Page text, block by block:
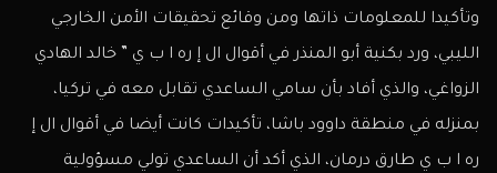
وتأكيدا للمعلومات ذاتها ومن وقائع تحقيقات الأمن الخارجي
الليبي، ورد بكنية أبو المنذر في أقوال ال إ ره ا ب ي ” خالد الهادي
الزواغي، والذي أفاد بأن سامي الساعدي تقابل معه في تركيا،
بمنزله في منطقة داوود باشا، تأكيدات كانت أيضا في أقوال ال إ
ره ا ب ي طارق درمان، الذي أكد أن الساعدي تولي مسؤولية